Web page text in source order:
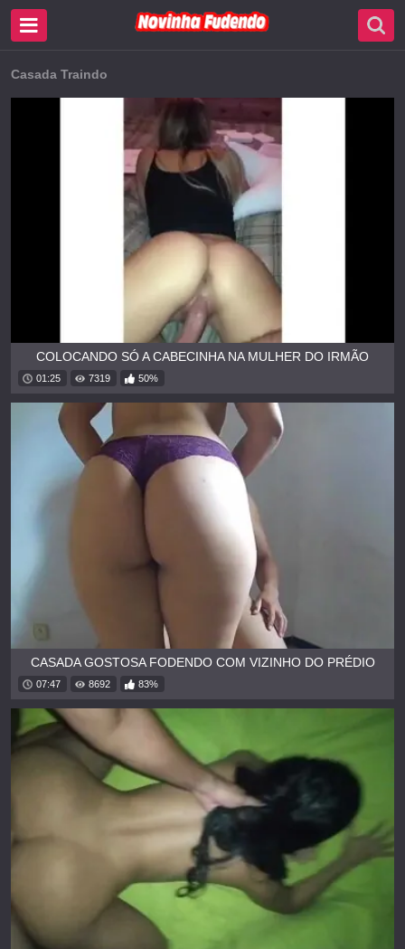
Casada Traindo
COLOCANDO SÓ A CABECINHA NA MULHER DO IRMÃO
01:25 7319 50%
CASADA GOSTOSA FODENDO COM VIZINHO DO PRÉDIO
07:47 8692 83%